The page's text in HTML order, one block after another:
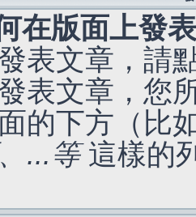
在版面上發
表文章，請
表文章，您
的下方（比
...等這樣的